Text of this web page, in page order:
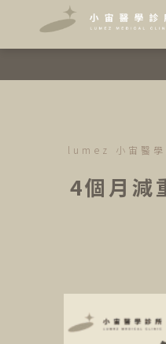
lumez 小宙醫學
4個月減